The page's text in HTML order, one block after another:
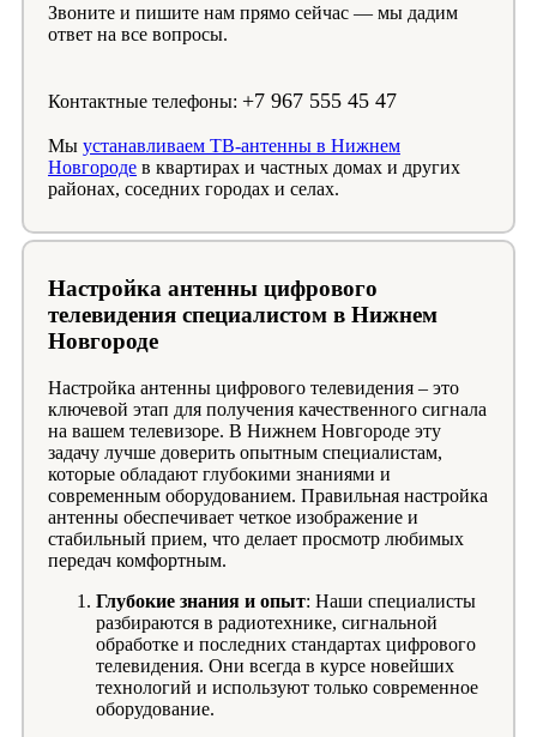
Звоните и пишите нам прямо сейчас — мы дадим
ответ на все вопросы.
Контактные телефоны: +7 967 555 45 47
Мы устанавливаем ТВ-антенны в Нижнем
Новгороде в квартирах и частных домах и других
районах, соседних городах и селах.
Настройка антенны цифрового
телевидения специалистом в Нижнем
Новгороде
Настройка антенны цифрового телевидения – это
ключевой этап для получения качественного сигнала
на вашем телевизоре. В Нижнем Новгороде эту
задачу лучше доверить опытным специалистам,
которые обладают глубокими знаниями и
современным оборудованием. Правильная настройка
антенны обеспечивает четкое изображение и
стабильный прием, что делает просмотр любимых
передач комфортным.
Глубокие знания и опыт: Наши специалисты
разбираются в радиотехнике, сигнальной
обработке и последних стандартах цифрового
телевидения. Они всегда в курсе новейших
технологий и используют только современное
оборудование.